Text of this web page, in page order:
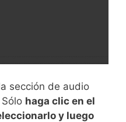
sección de audio
haga clic en el
y luego